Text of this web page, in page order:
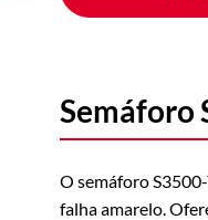
Semáforo
O semáforo
falha amarelo.